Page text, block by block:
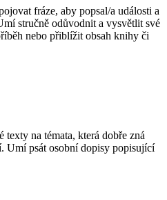
fráze, aby popsal/a události a
stručně odůvodnit a vysvětlit své
nebo přiblížit obsah knihy či
texty na témata, která dobře zná
Umí psát osobní dopisy popisující